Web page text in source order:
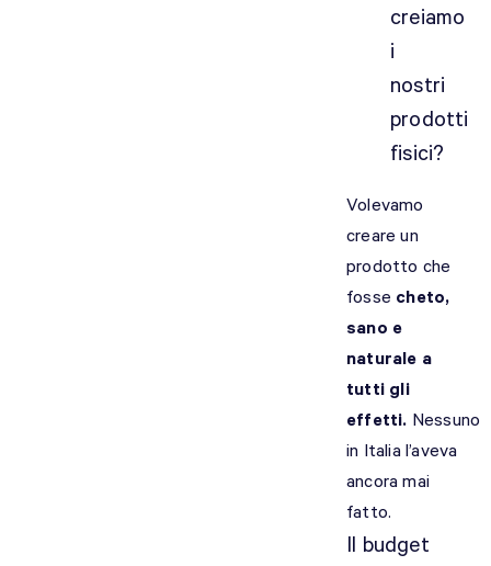
creiamo
i
nostri
prodotti
fisici?
Volevamo
creare un
prodotto che
fosse cheto,
sano e
naturale a
tutti gli
effetti. Nessuno
in Italia l’aveva
ancora mai
fatto.
Il budget